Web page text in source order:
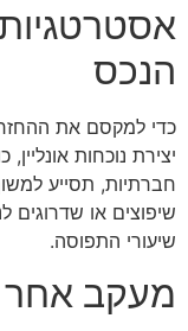
הנכס
כדי למקסם את
יצירת נוכחות
חברתיות, תסייע
שיפוצים או שדרוגים
שיעורי התפוסה.
מעקב אחר